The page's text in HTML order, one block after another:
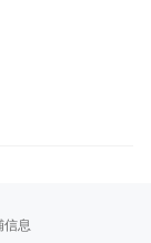
信息